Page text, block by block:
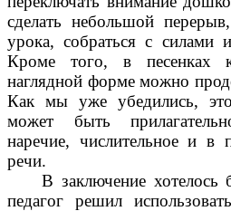
сделать небольшой
урока, собраться с силами
Кроме того, в песенках
наглядной форме можно
Как мы уже убедились,
может быть
наречие, числительное и в
речи.
В заключение хотелось
педагог решил